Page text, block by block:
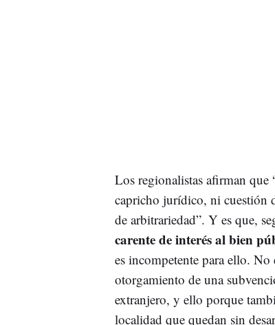
Los regionalistas afirman que
capricho jurídico, ni cuestión
de arbitrariedad”. Y es que,
carente de interés al bien
es incompetente para ello.
otorgamiento de una
extranjero, y ello porque
localidad que quedan sin